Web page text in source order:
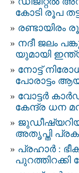
കോടി രൂപ
രണ്ടായിരം
നദീ ജലം
യുമായി
നോട്ട്​
പോരാട്ടം
വോട്ടർ
കേന്ദ്ര ധന
അതൃപ്തി
പ്രഹാർ :
പുറത്തിറക്കി